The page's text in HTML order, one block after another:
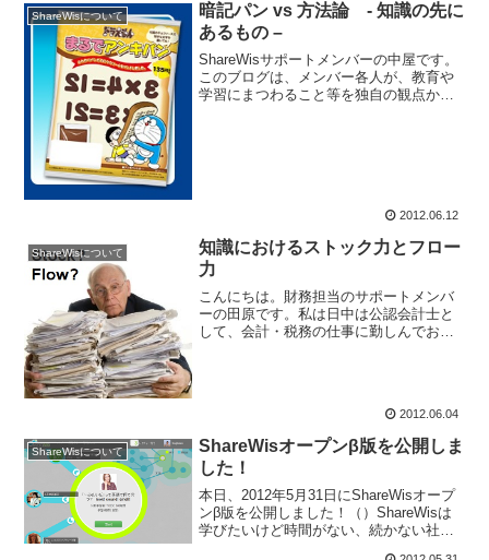
ShareWisについて
暗記パン vs 方法論 - 知識の先に
あるもの –
ShareWisサポートメンバーの中屋です。
このブログは、メンバー各人が、教育や
学習にまつわること等を独自の観点から
2012.06.12
ShareWisについて
知識におけるストック力とフロー
力
こんにちは。財務担当のサポートメンバ
ーの田原です。私は日中は公認会計士と
して、会計・税務の仕事に勤しんでおり
2012.06.04
ShareWisについて
ShareWisオープンβ版を公開しま
した！
本日、2012年5月31日にShareWisオープ
ンβ版を公開しました！（）ShareWisは
学びたいけど時間がない、続かない社会